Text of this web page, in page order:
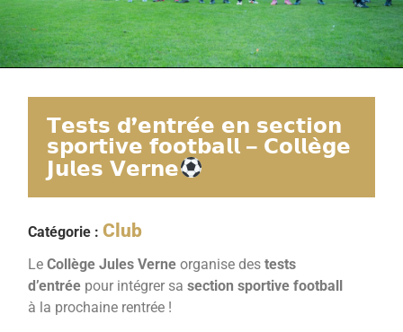
𝗧𝗲𝘀𝘁𝘀 𝗱’𝗲𝗻𝘁𝗿𝗲́𝗲 𝗲𝗻 𝘀𝗲𝗰𝘁𝗶𝗼𝗻
𝘀𝗽𝗼𝗿𝘁𝗶𝘃𝗲 𝗳𝗼𝗼𝘁𝗯𝗮𝗹𝗹 – 𝗖𝗼𝗹𝗹𝗲̀𝗴𝗲
𝗝𝘂𝗹𝗲𝘀 𝗩𝗲𝗿𝗻𝗲
Catégorie :Club
LeCollège Jules Verne organise destests
d’entrée pour intégrer sasection sportive football
à la prochaine rentrée !